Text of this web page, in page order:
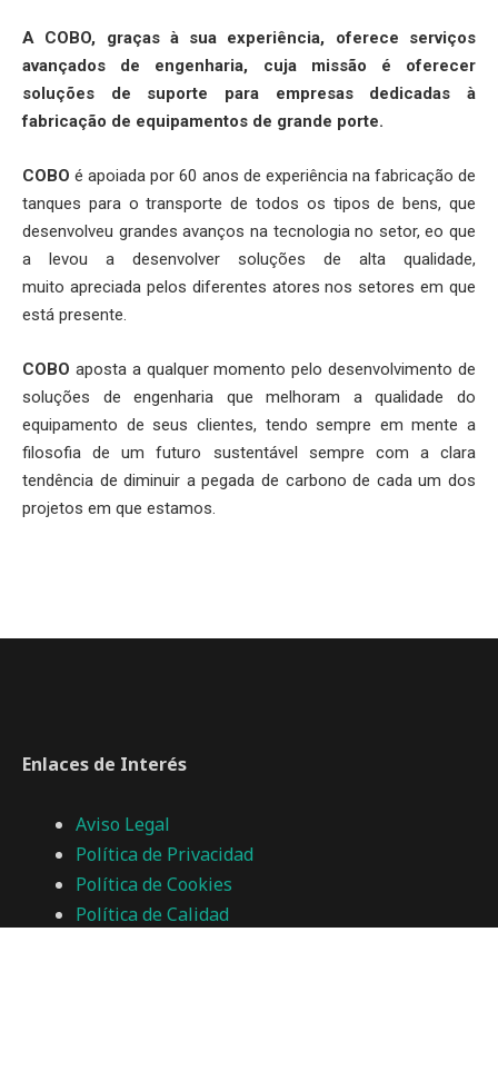
A COBO, graças à sua experiência, oferece serviços
avançados de engenharia, cuja missão é oferecer
soluções de suporte para empresas dedicadas à
fabricação de equipamentos de grande porte.
COBO é apoiada por 60 anos de experiência na fabricação de
tanques para o transporte de todos os tipos de bens, que
desenvolveu grandes avanços na tecnologia no setor, eo que
a levou a desenvolver soluções de alta qualidade,
muito apreciada pelos diferentes atores nos setores em que
está presente.
COBO apostaa qualquer momento pelo desenvolvimento de
soluções de engenharia que melhoram a qualidade do
equipamento de seus clientes, tendo sempre em mente a
filosofia de um futuro sustentável sempre com a clara
tendência de diminuir a pegada de carbono de cada um dos
projetos em que estamos.
Enlaces de Interés
Aviso Legal
Política de Privacidad
Política de Cookies
Política de Calidad